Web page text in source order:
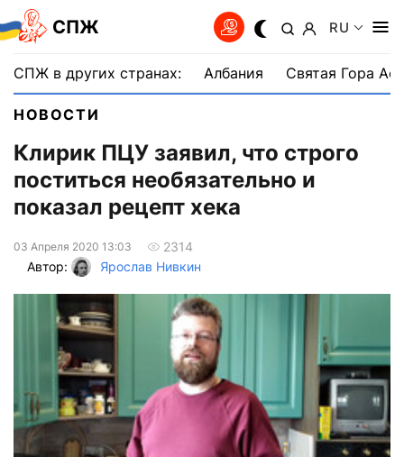
СПЖ RU
СПЖ в других странах: Албания Святая Гора
НОВОСТИ
Клирик ПЦУ заявил, что строго
поститься необязательно и
показал рецепт хека
03 Апреля 2020 13:03
2314
Автор:
Ярослав Нивкин